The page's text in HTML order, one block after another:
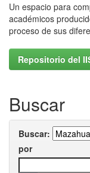
Un espacio para
académicos
proceso de sus
Repositorio del
Buscar
Buscar:
por